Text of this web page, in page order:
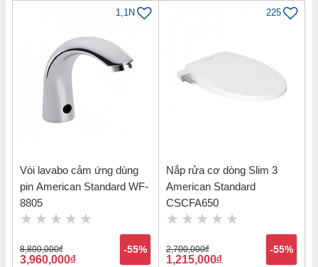
1,1N
Vòi lavabo cảm ứng dùng
pin American Standard WF-
8805
8,800,000đ
3,960,000đ
-55%
225
Nắp rửa cơ dòng Slim 3
American Standard
CSCFA650
2,700,000đ
1,215,000đ
-55%